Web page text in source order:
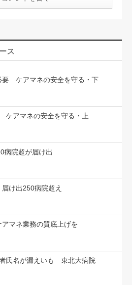
ス
要 ケアマネの安全を守る・下
ケアマネの安全を守る・上
病院超が届け出
け出250病院超え
マネ業務の質底上げを
氏名が漏えいも 東北大病院